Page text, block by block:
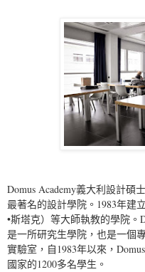
Domus Academy義大利設計碩
最著名的設計學院。1983年建
•斯塔克）等大師執教的學院。
是一所研究生學院，也是一個
實驗室，自1983年以來，
國家的1200多名學生。